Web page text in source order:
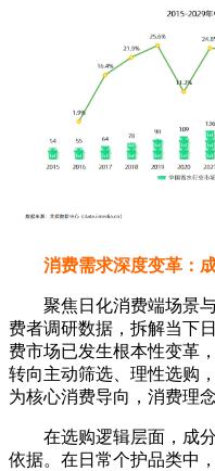
消费需求深度变革：
聚焦日化消费端场景与
费者调研数据，拆解当下
费市场已发生根本性变革
转向主动筛选、理性选购
为核心消费导向，消费理
在选购逻辑层面，成分
依据。在日常个护品类中